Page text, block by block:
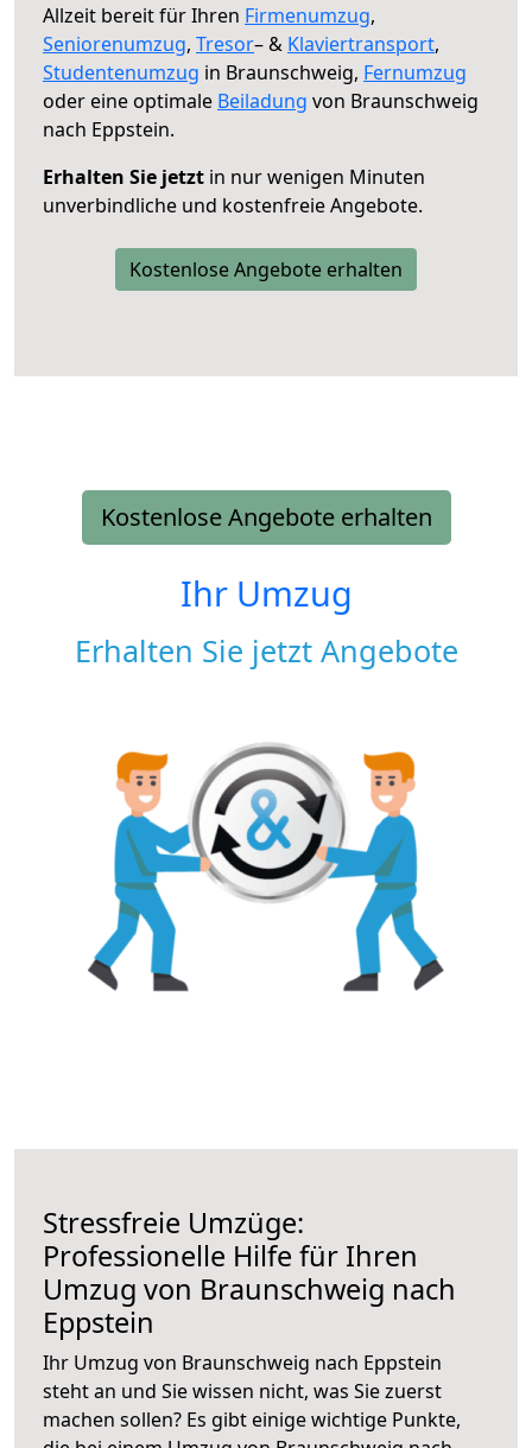
Allzeit bereit für Ihren Firmenumzug,
Seniorenumzug, Tresor– & Klaviertransport,
Studentenumzug in Braunschweig, Fernumzug
oder eine optimale Beiladung von Braunschweig
nach Eppstein.
Erhalten Sie jetzt in nur wenigen Minuten
unverbindliche und kostenfreie Angebote.
Kostenlose Angebote erhalten
Kostenlose Angebote erhalten
Ihr Umzug
Erhalten Sie jetzt Angebote
Stressfreie Umzüge:
Professionelle Hilfe für Ihren
Umzug von Braunschweig nach
Eppstein
Ihr Umzug von Braunschweig nach Eppstein
steht an und Sie wissen nicht, was Sie zuerst
machen sollen? Es gibt einige wichtige Punkte,